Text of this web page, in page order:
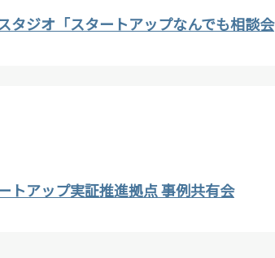
タジオ「スタートアップなんでも相談会
トアップ実証推進拠点 事例共有会